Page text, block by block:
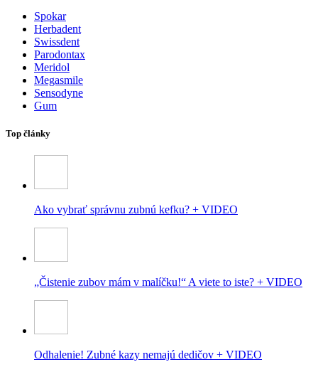
Spokar
Herbadent
Swissdent
Parodontax
Meridol
Megasmile
Sensodyne
Gum
Top články
Ako vybrať správnu zubnú kefku? + VIDEO
„Čistenie zubov mám v malíčku!“ A viete to iste? + VIDEO
Odhalenie! Zubné kazy nemajú dedičov + VIDEO